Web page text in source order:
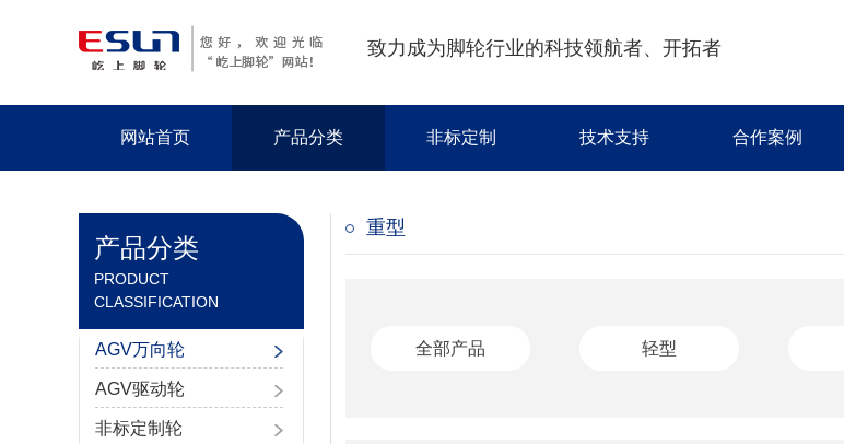
致力成为脚轮行业的科技领航者、开拓者
网站首页 产品分类 非标定制 技术支持 合作案例
产品分类
PRODUCT
CLASSIFICATION
AGV万向轮
AGV驱动轮
非标定制轮
重型
全部产品 轻型